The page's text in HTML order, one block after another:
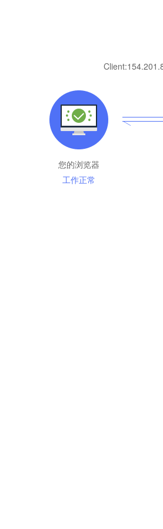
Client:
您的浏览器
工作正常